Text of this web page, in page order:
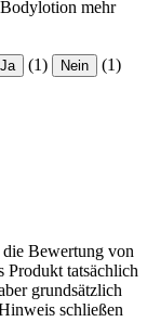
mehr
Ja (1) Nein (1)
Bewertung von
Produkt tatsächlich
grundsätzlich
schließen